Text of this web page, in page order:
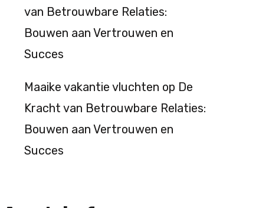
van Betrouwbare Relaties:
Bouwen aan Vertrouwen en
Succes
Maaike vakantie vluchten op De
Kracht van Betrouwbare Relaties:
Bouwen aan Vertrouwen en
Succes